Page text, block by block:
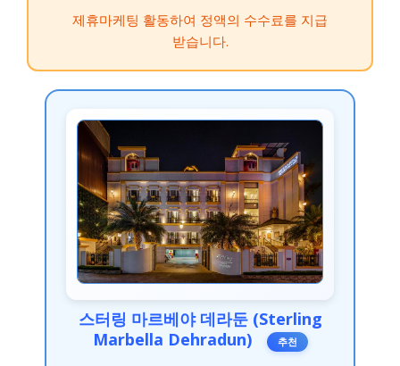
제휴마케팅 활동하여 정액의 수수료를 지급
받습니다.
스터링 마르베야 데라둔 (Sterling
Marbella Dehradun)
추천